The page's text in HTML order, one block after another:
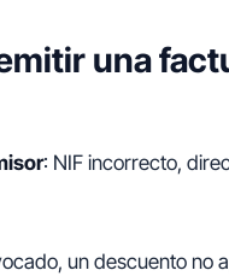
una
: NIF incorrecto,
un descuento no